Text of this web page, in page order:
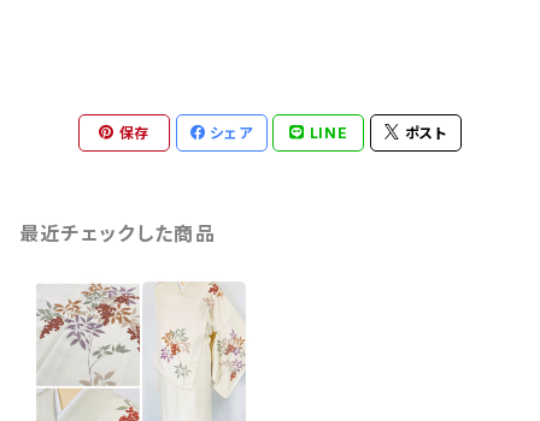
保存 シェア LINE ポスト
最近チェックした商品